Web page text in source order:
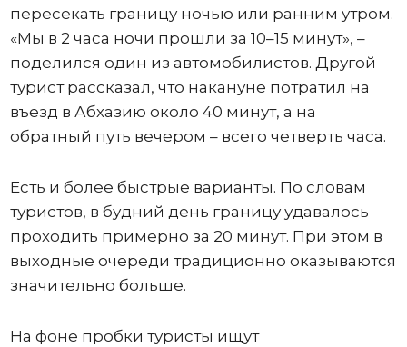
пересекать границу ночью или ранним утром.
«Мы в 2 часа ночи прошли за 10–15 минут», –
поделился один из автомобилистов. Другой
турист рассказал, что накануне потратил на
въезд в Абхазию около 40 минут, а на
обратный путь вечером – всего четверть часа.
Есть и более быстрые варианты. По словам
туристов, в будний день границу удавалось
проходить примерно за 20 минут. При этом в
выходные очереди традиционно оказываются
значительно больше.
На фоне пробки туристы ищут